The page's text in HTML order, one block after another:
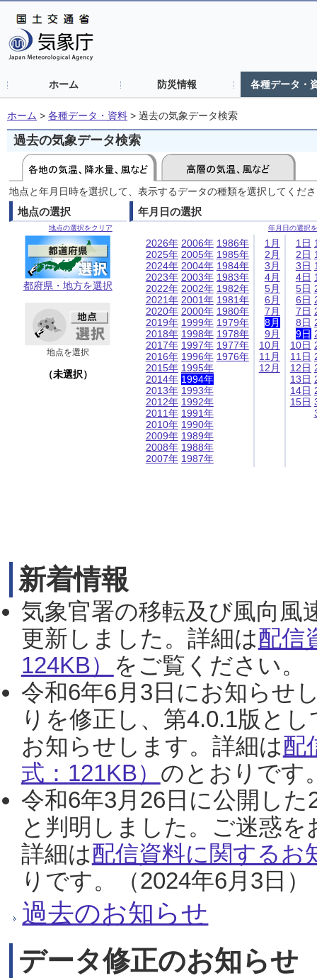
ホーム 防災情報 各種データ・
ホーム > 各種データ・資料 > 過去の気象データ検索
過去の気象データ検索
地点と年月日時を選択して、表示するデータの種類を選択してくだ
地点の選択
地点の選択をクリア
都府県・地方を選択
地点を選択
（未選択）
年月日の選択
年月日の選択
2026年
2025年
2024年
2023年
2022年
2021年
2020年
2019年
2018年
2017年
2016年
2015年
2014年
2013年
2012年
2011年
2010年
2009年
2008年
2007年
2006年
2005年
2004年
2003年
2002年
2001年
2000年
1999年
1998年
1997年
1996年
1995年
1994年
1993年
1992年
1991年
1990年
1989年
1988年
1987年
1986年
1985年
1984年
1983年
1982年
1981年
1980年
1979年
1978年
1977年
1976年
1月
2月
3月
4月
5月
6月
7月
8月
9月
10月
11月
12月
1日
2日
3日
4日
5日
6日
7日
8日
9日
10日
11日
12日
13日
14日
15日
新着情報
気象官署の移転及び風向風
更新しました。詳細は配信
124KB） をご覧ください。
令和6年6月3日にお知らせ
りを修正し、第4.0.1版と
お知らせします。詳細は配
式：121KB） のとおりです
令和6年3月26日に公開し
と判明しました。ご迷惑
詳細は配信資料に関するお
りです。（2024年6月3日）
過去のお知らせ
データ修正のお知らせ